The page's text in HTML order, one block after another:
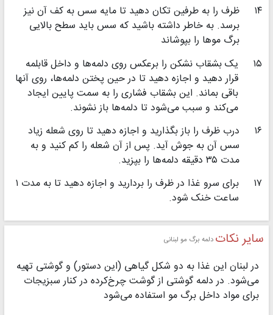
۱۴
ظرف را به طرفین تکان دهید تا مایه سس به کف آن نیز
برسد. به خاطر داشته باشید که سس باید سطح بالایی
برگ موها را بپوشاند
۱۵
یک بشقاب نشکن را برعکس روی دلمه‌ها و داخل قابلمه
قرار دهید و اجازه دهید تا در حین پختن دلمه‌ها، روی آنها
باقی بماند. این بشقاب فشاری را به سمت پایین ایجاد
می‌کند و سبب می‌شود تا دلمه‌ها باز نشوند.
۱۶
درب ظرف را باز بگذارید و اجازه دهید تا روی شعله زیاد
سس آن به جوش آید. پس از آن شعله را کم کنید و به
مدت ۳۵ دقیقه دلمه‌ها را بپزید.
۱۷
برای سرو غذا در ظرف را بردارید و اجازه دهید تا به مدت ۱
ساعت خنک شود.
سایر نکات دلمه برگ مو لبنانی
در لبنان این غذا به دو شکل گیاهی (این دستور) و گوشتی تهیه
می‌شود. در دلمه گوشتی از گوشت چرخ‌کرده در کنار سبزیجات
برای مواد داخل برگ مو استفاده می‌شود